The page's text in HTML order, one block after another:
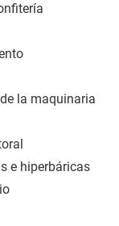
la maquinaria
e hiperbáricas